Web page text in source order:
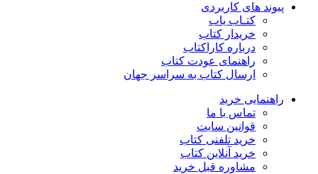
پیوند های کاربردی
کتـاب یاب
خریدار کتاب
درباره کاراکتاب
راهنمای عودت کتاب
ارسال کتاب به سراسر جهان
راهنمایی خرید
تماس با ما
قوانین سایت
خرید تلفنی کتاب
خرید آنلاین کتاب
مشاوره قبل خرید